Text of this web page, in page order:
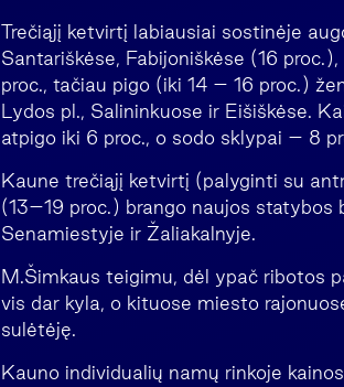
Trečiąjį ketvirtį labiausiai sostinėje
Santariškėse, Fabijoniškėse (16
proc., tačiau pigo (iki 14 – 16 proc.)
Lydos pl., Salininkuose ir Eišiškėse.
atpigo iki 6 proc., o sodo sklypai – 8
Kaune trečiąjį ketvirtį (palyginti su
(13–19 proc.) brango naujos
Senamiestyje ir Žaliakalnyje.
M.Šimkaus teigimu, dėl ypač ribotos
vis dar kyla, o kituose miesto
sulėtėję.
Kauno individualių namų rinkoje